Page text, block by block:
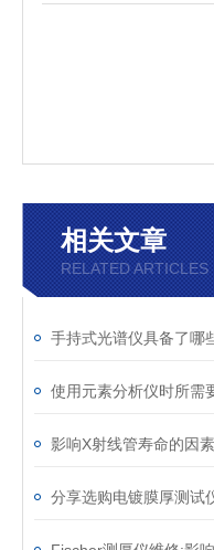
相关文章
RELATED ARTICLES
手持式光谱仪具备了哪
影响X射线管寿命的因